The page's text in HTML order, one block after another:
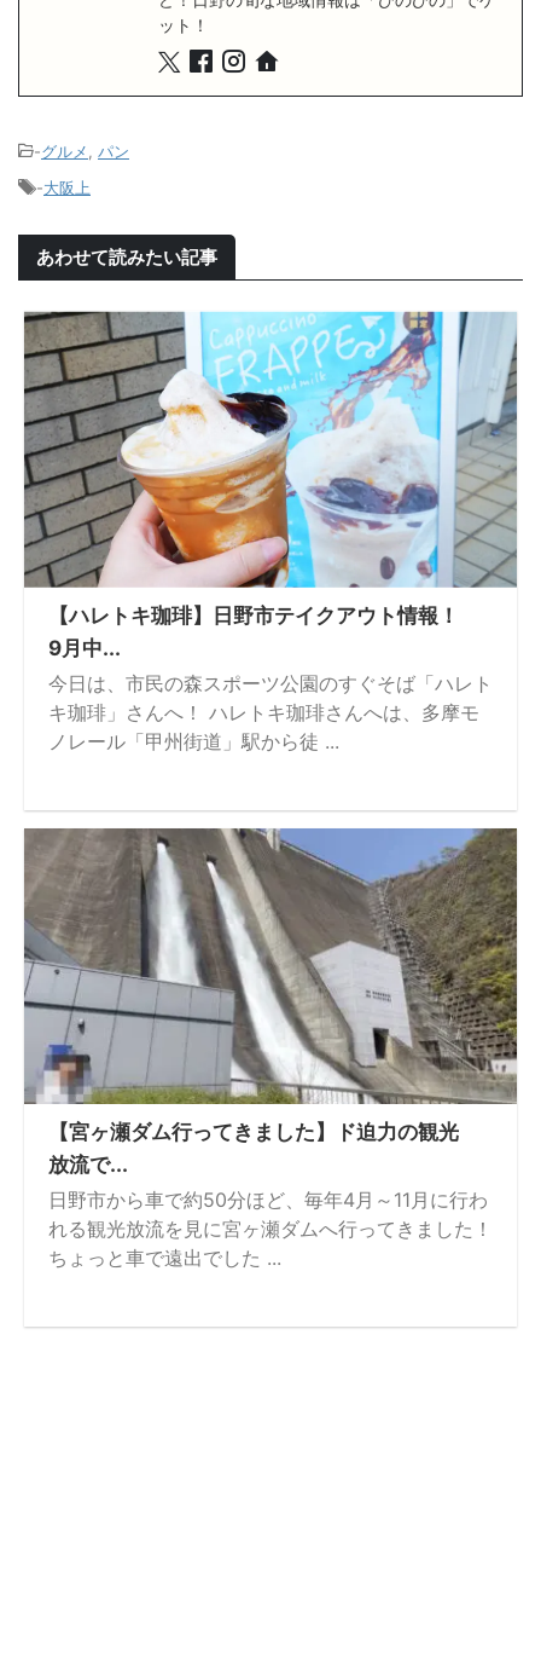
ット！
-グルメ, パン
-大阪上
あわせて読みたい記事
【ハレトキ珈琲】日野市テイクアウト情報！
9月中...
今日は、市民の森スポーツ公園のすぐそば「ハレト
キ珈琲」さんへ！ ハレトキ珈琲さんへは、多摩モ
ノレール「甲州街道」駅から徒 ...
【宮ヶ瀬ダム行ってきました】ド迫力の観光
放流で...
日野市から車で約50分ほど、毎年4月～11月に行わ
れる観光放流を見に宮ヶ瀬ダムへ行ってきました！
ちょっと車で遠出でした ...